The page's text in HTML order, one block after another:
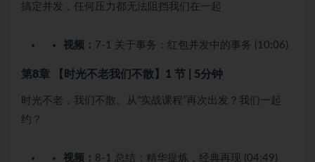
搞定并发，任何压力都无法阻挡我们在一起
视频： 7-1 关于事务：红包并发中的事务 (10:06)
第8章 【时光不老我们不散】 1 节 | 5分钟
时光不老，我们不散。从“实战课程”再次出发？我们一起
约？
视频： 8-1 总结：精华提炼，经典再现 (04:49)